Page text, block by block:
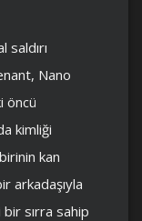
Nano
öncü
kimliği
kan
arkadaşıyla
sırra sahip